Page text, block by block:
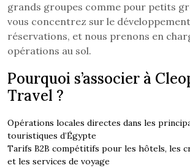
grands groupes comme pour petits
vous concentrez sur le
réservations, et nous prenons en
opérations au sol.
Pourquoi s’associer à
Travel ?
Opérations locales directes dans les
touristiques d’Égypte
Tarifs B2B compétitifs pour les hôtels, les
et les services de voyage